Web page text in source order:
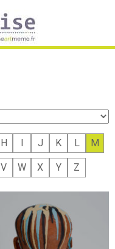
H I J K L M
V W X Y Z